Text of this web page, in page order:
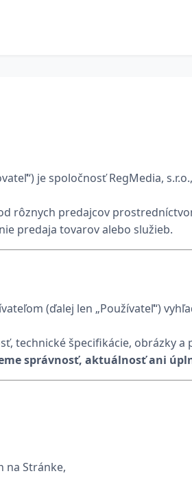
je spoločnosť RegMedia,
rôznych predajcov
predaja tovarov alebo služieb.
(ďalej len „Používateľ“)
technické špecifikácie, obrázky
správnosť, aktuálnosť ani
na Stránke,